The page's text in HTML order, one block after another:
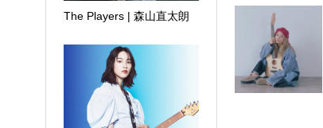
The Players | 森山直太朗